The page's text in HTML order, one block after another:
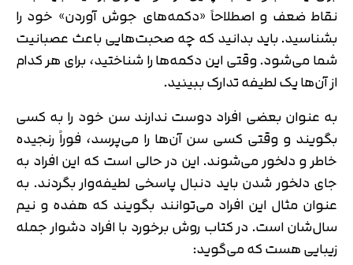
نقاط ضعف و اصطلاحاً «دکمه‌های جوش آوردن» خود را
بشناسید. باید بدانید که چه صحبت‌هایی باعث عصبانیت
شما می‌شود. وقتی این دکمه‌ها را شناختید، برای هر کدام
از آن‌ها یک لطیفه تدارک ببینید.
به عنوان بعضی افراد دوست ندارند سن خود را به کسی
بگویند و وقتی کسی سن آن‌ها را می‌پرسد، فوراً رنجیده
خاطر و دلخور می‌شوند. این در حالی است که این افراد به
جای دلخور شدن باید دنبال پاسخی لطیفه‌وار بگردند. به
عنوان مثال این افراد می‌توانند بگویند که هفده و نیم
سال‌شان است. در کتاب روش برخورد با افراد دشوار جمله
زیبایی هست که می‌گوید: